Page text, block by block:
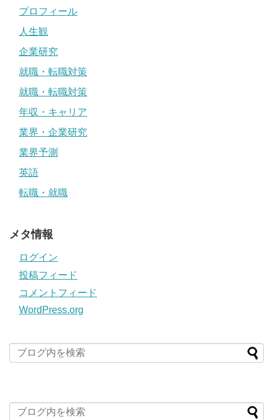
プロフィール
人生観
企業研究
就職・転職対策
就職・転職対策
年収・キャリア
業界・企業研究
業界予測
英語
転職・就職
メタ情報
ログイン
投稿フィード
コメントフィード
WordPress.org